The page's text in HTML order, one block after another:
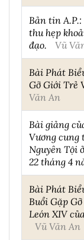
Bản tin
thu hẹp
đạo.
Vũ
Bài Phát
Gỡ Giới Trẻ
Văn An
Bài giảng
Vương cung
Nguyên Tội
22 tháng 4
Bài Phát
Buổi Gặp
León XIV
Vũ Văn An